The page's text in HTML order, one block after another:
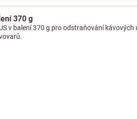
370 g
v balení 370 g pro odstraňování kávových